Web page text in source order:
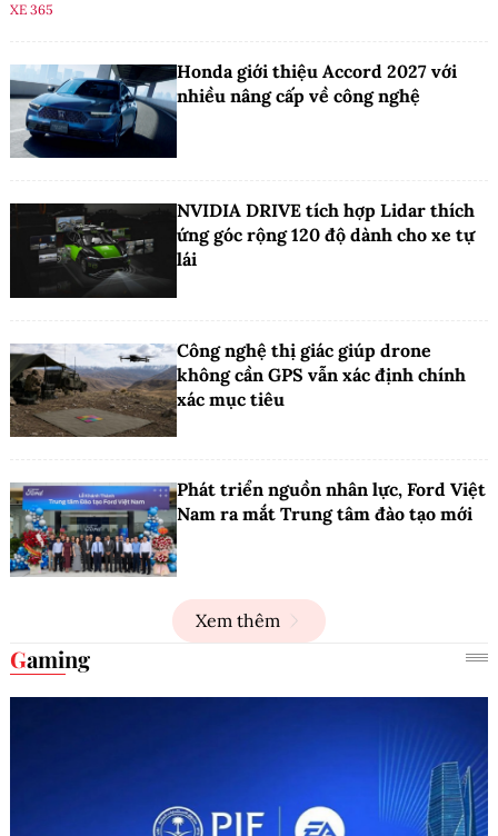
XE 365
Honda giới thiệu Accord 2027 với
nhiều nâng cấp về công nghệ
NVIDIA DRIVE tích hợp Lidar thích
ứng góc rộng 120 độ dành cho xe tự
lái
Công nghệ thị giác giúp drone
không cần GPS vẫn xác định chính
xác mục tiêu
Phát triển nguồn nhân lực, Ford Việt
Nam ra mắt Trung tâm đào tạo mới
Xem thêm
Gaming